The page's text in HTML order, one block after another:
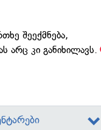
შეექმნება,
არც კი განიხილავს.